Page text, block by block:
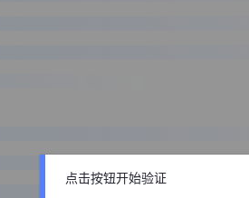
点击按钮开始验证